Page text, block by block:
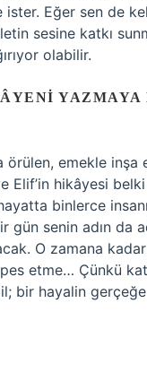
ister. Eğer sen de
sesine katkı
olabilir.
YAZMAYA
örülen, emekle inşa
Elif’in hikâyesi
binlerce
gün senin adın da
O zamana
etme… Çünkü
bir hayalin